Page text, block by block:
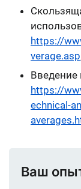
https://
verage.asp
Введение
https://
echnical-
Ваш